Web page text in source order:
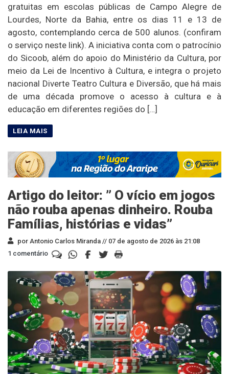
gratuitas em escolas públicas de Campo Alegre de
Lourdes, Norte da Bahia, entre os dias 11 e 13 de
agosto, contemplando cerca de 500 alunos. (confiram
o serviço neste link). A iniciativa conta com o patrocínio
do Sicoob, além do apoio do Ministério da Cultura, por
meio da Lei de Incentivo à Cultura, e integra o projeto
nacional Diverte Teatro Cultura e Diversão, que há mais
de uma década promove o acesso à cultura e à
educação em diferentes regiões do […]
Artigo do leitor: ” O vício em jogos
não rouba apenas dinheiro. Rouba
Famílias, histórias e vidas”
por Antonio Carlos Miranda // 07 de agosto de 2026 às 21:08
1 comentário